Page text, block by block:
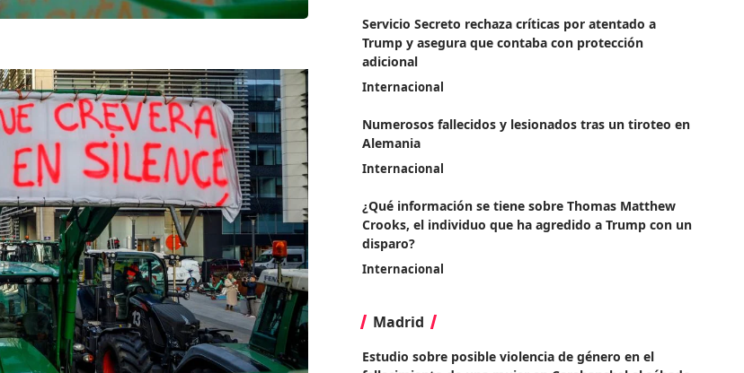
Servicio Secreto rechaza críticas por atentado a
Trump y asegura que contaba con protección
adicional
Internacional
Numerosos fallecidos y lesionados tras un tiroteo en
Alemania
Internacional
¿Qué información se tiene sobre Thomas Matthew
Crooks, el individuo que ha agredido a Trump con un
disparo?
Internacional
Madrid
Estudio sobre posible violencia de género en el